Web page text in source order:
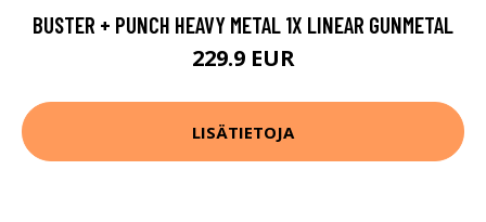
BUSTER + PUNCH HEAVY METAL 1X LINEAR GUNMETAL
229.9 EUR
LISÄTIETOJA